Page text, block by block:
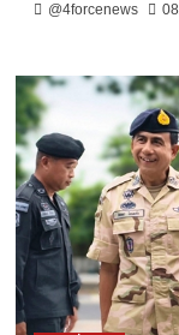
@4forcenews